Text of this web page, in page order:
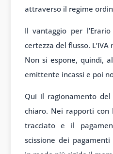
attraverso il regime
Il vantaggio per
certezza del flusso.
Non si espone, quindi,
emittente incassi e poi
Qui il ragionamento
chiaro. Nei rapporti
tracciato e il
scissione dei